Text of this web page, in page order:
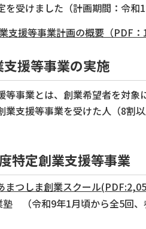
を受けました（計画期間：令和
支援等事業計画の概要（PDF：
援等事業の実施
等事業とは、創業希望者を対象
業支援等事業を受けた人（8割
特定創業支援等事業
まつしま創業スクール
塾 （令和9年1月頃から全5回